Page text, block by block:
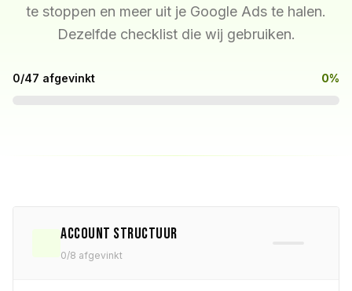
te stoppen en meer uit je Google Ads te halen.
Dezelfde checklist die wij gebruiken.
0/47 afgevinkt 0%
Account Structuur
0/8 afgevinkt